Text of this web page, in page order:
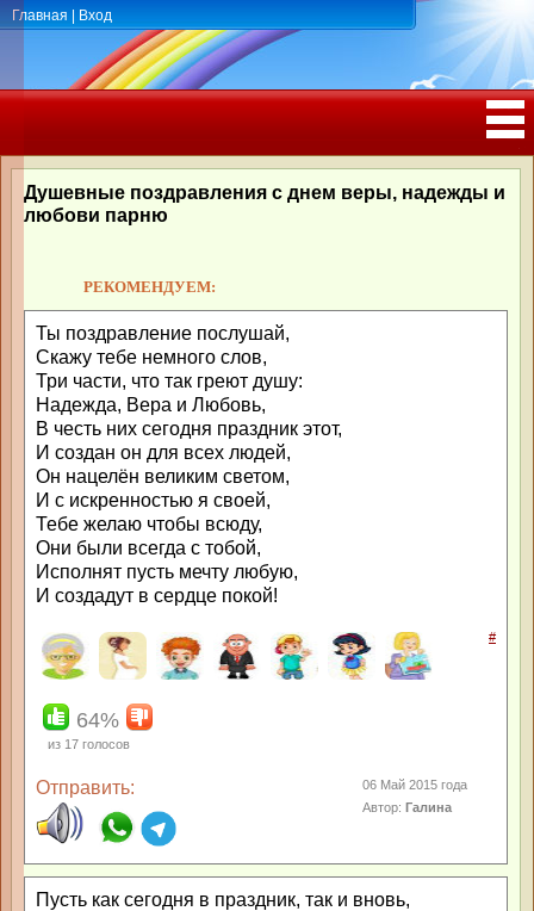
Главная Вход
РОЖДЕНИЯ, ЮБИЛЕЕМ
Душевные поздравления с днем веры, надежды и
любови парню
РЕКОМЕНДУЕМ:
Ты поздравление послушай,
Скажу тебе немного слов,
Три части, что так греют душу:
Надежда, Вера и Любовь,
В честь них сегодня праздник этот,
И создан он для всех людей,
Он нацелён великим светом,
И с искренностью я своей,
Тебе желаю чтобы всюду,
Они были всегда с тобой,
Исполнят пусть мечту любую,
И создадут в сердце покой!
#
64%
из 17 голосов
Отправить:
06 Май 2015 года
Автор:Галина
Пусть как сегодня в праздник, так и вновь,